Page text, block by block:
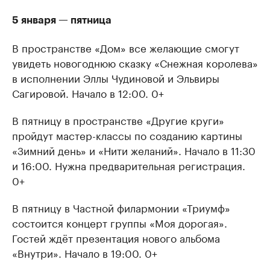
5 января — пятница
В пространстве «Дом» все желающие смогут
увидеть новогоднюю сказку «Снежная королева»
в исполнении Эллы Чудиновой и Эльвиры
Сагировой. Начало в 12:00. 0+
В пятницу в пространстве «Другие круги»
пройдут мастер-классы по созданию картины
«Зимний день» и «Нити желаний». Начало в 11:30
и 16:00. Нужна предварительная регистрация.
0+
В пятницу в Частной филармонии «Триумф»
состоится концерт группы «Моя дорогая».
Гостей ждёт презентация нового альбома
«Внутри». Начало в 19:00. 0+